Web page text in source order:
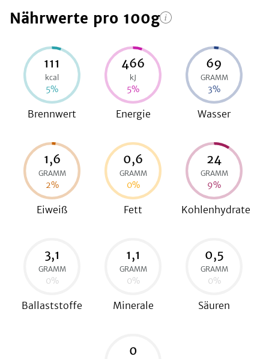
Nährwerte pro 100g
111
kcal
5%
Brennwert
466
kJ
5%
Energie
69
GRAMM
3%
Wasser
1,6
GRAMM
2%
Eiweiß
0,6
GRAMM
0%
Fett
24
GRAMM
9%
Kohlenhydrate
3,1
GRAMM
0%
Ballaststoffe
1,1
GRAMM
0%
Minerale
0,5
GRAMM
0%
Säuren
0